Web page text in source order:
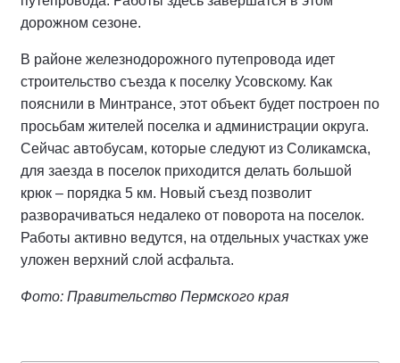
дорожном сезоне.
В районе железнодорожного путепровода идет
строительство съезда к поселку Усовскому. Как
пояснили в Минтрансе, этот объект будет построен по
просьбам жителей поселка и администрации округа.
Сейчас автобусам, которые следуют из Соликамска,
для заезда в поселок приходится делать большой
крюк – порядка 5 км. Новый съезд позволит
разворачиваться недалеко от поворота на поселок.
Работы активно ведутся, на отдельных участках уже
уложен верхний слой асфальта.
Фото: Правительство Пермского края